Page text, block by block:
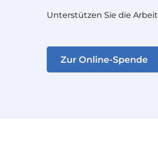
Unterstützen Sie die
Zur Online-Spende